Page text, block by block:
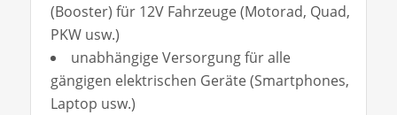
(Booster) für 12V Fahrzeuge (Motorad, Quad,
PKW usw.)
unabhängige Versorgung für alle
gängigen elektrischen Geräte (Smartphones,
Laptop usw.)